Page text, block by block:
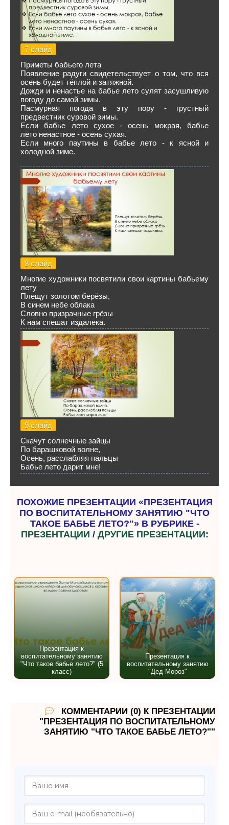
7 слайд
Приметы бабьего лета
Появление радуги свидетельствует о том, что вся
осень будет тёплой и затяжной.
Дожди и ненастье на бабье лето сулят засушливую
погоду до самой зимы.
Пасмурная погода в эту пору - грустный
предвестник суровой зимы.
Если бабье лето сухое - осень мокрая, бабье
лето ненастное - осень сухая.
Если много паутины в бабье лето - к ясной и
холодной зиме.
8 слайд
Многие художники посвятили свои картины бабьему
лету
Плещут золотом берёзы,
В синем небе облака
Словно призрачные грёзы
К нам спешат издалека.
9 слайд
Скачут солнечные зайцы
По барашковой волне,
Осень, расслабляя пальцы
Бабье лето дарит мне!
ПОХОЖИЕ ПРЕЗЕНТАЦИИ «ПРЕЗЕНТАЦИЯ
ПО ВОСПИТАТЕЛЬНОМУ ЗАНЯТИЮ "ЧТО
ТАКОЕ БАБЬЕ ЛЕТО?"» В РУБРИКЕ -
ПРЕЗЕНТАЦИИ / ДРУГИЕ ПРЕЗЕНТАЦИИ:
Презентация к
воспитательному занятию
"Что такое бабье лето?" (5
класс)
Презентация к
воспитательному занятию
"Дед Мороз"
КОММЕНТАРИИ (0) К ПРЕЗЕНТАЦИИ
"ПРЕЗЕНТАЦИЯ ПО ВОСПИТАТЕЛЬНОМУ
ЗАНЯТИЮ "ЧТО ТАКОЕ БАБЬЕ ЛЕТО?""